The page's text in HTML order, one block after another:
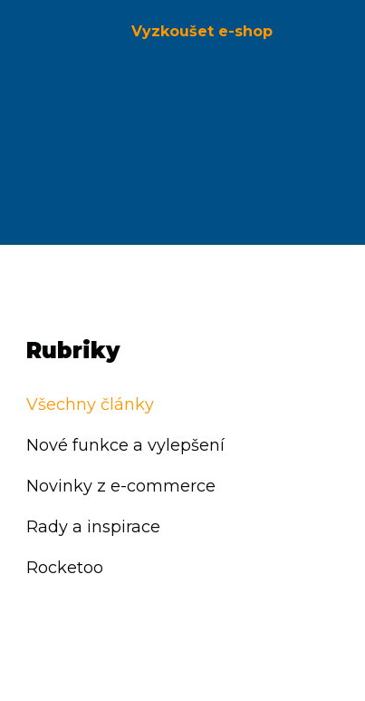
Vyzkoušet e-shop
Rubriky
Všechny články
Nové funkce a vylepšení
Novinky z e-commerce
Rady a inspirace
Rocketoo